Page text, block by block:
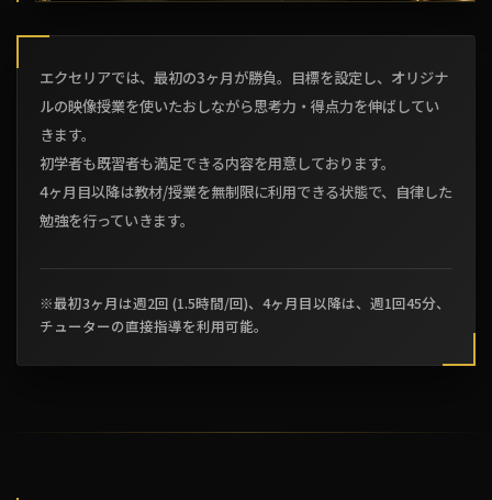
エクセリアでは、最初の3ヶ月が勝負。目標を設定し、オリジナ
ルの映像授業を使いたおしながら思考力・得点力を伸ばしてい
きます。
初学者も既習者も満足できる内容を用意しております。
4ヶ月目以降は教材/授業を無制限に利用できる状態で、自律した
勉強を行っていきます。
※最初3ヶ月は週2回 (1.5時間/回)、4ヶ月目以降は、週1回45分、
チューターの直接指導を利用可能。